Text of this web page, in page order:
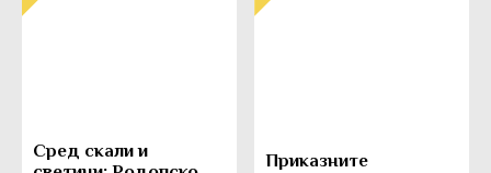
Сред скали и Приказните